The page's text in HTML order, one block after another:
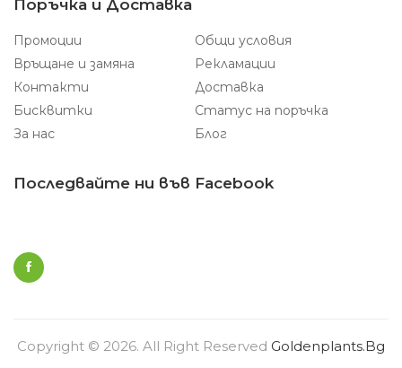
Поръчка и Доставка
Промоции
Общи условия
Връщане и замяна
Рекламации
Контакти
Доставка
Бисквитки
Статус на поръчка
За нас
Блог
Последвайте ни във Facebook
Copyright © 2026. All Right Reserved Goldenplants.bg